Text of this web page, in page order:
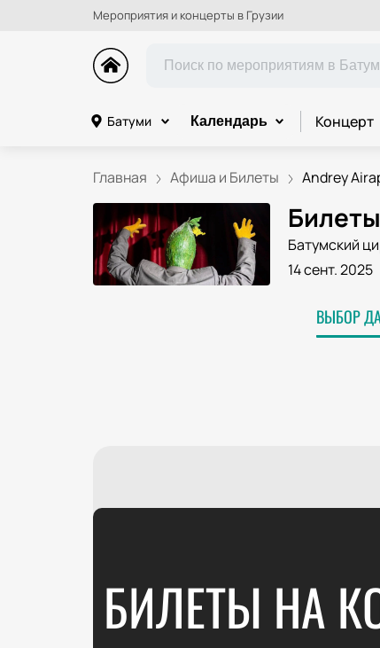
Мероприятия и концерты в Грузии
Батуми Календарь Концерт
Главная Афиша и Билеты Andrey
Батумский
14 сент. 2025
ВЫБОР
БИЛЕТЫ НА